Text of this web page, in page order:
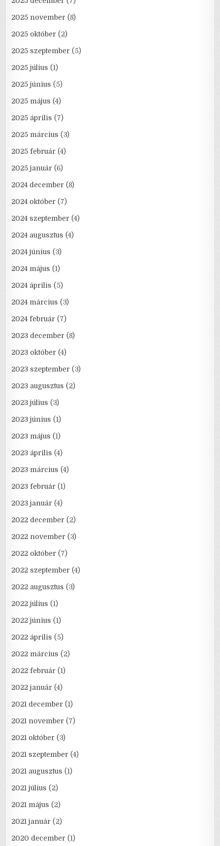
2025 november (8)
2025 október (2)
2025 szeptember (5)
2025 július (1)
2025 június (5)
2025 május (4)
2025 április (7)
2025 március (3)
2025 február (4)
2025 január (6)
2024 december (8)
2024 október (7)
2024 szeptember (4)
2024 augusztus (4)
2024 június (3)
2024 május (1)
2024 április (5)
2024 március (3)
2024 február (7)
2023 december (8)
2023 október (4)
2023 szeptember (3)
2023 augusztus (2)
2023 július (3)
2023 június (1)
2023 május (1)
2023 április (4)
2023 március (4)
2023 február (1)
2023 január (4)
2022 december (2)
2022 november (3)
2022 október (7)
2022 szeptember (4)
2022 augusztus (3)
2022 július (1)
2022 június (1)
2022 április (5)
2022 március (2)
2022 február (1)
2022 január (4)
2021 december (1)
2021 november (7)
2021 október (3)
2021 szeptember (4)
2021 augusztus (1)
2021 július (2)
2021 május (2)
2021 január (2)
2020 december (1)